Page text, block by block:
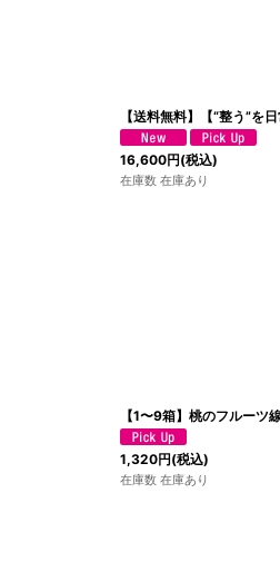
【送料無料】【“整う”を
16,600円(税込)
在庫数 在庫あり
【1〜9箱】桃のフルーツ
1,320円(税込)
在庫数 在庫あり